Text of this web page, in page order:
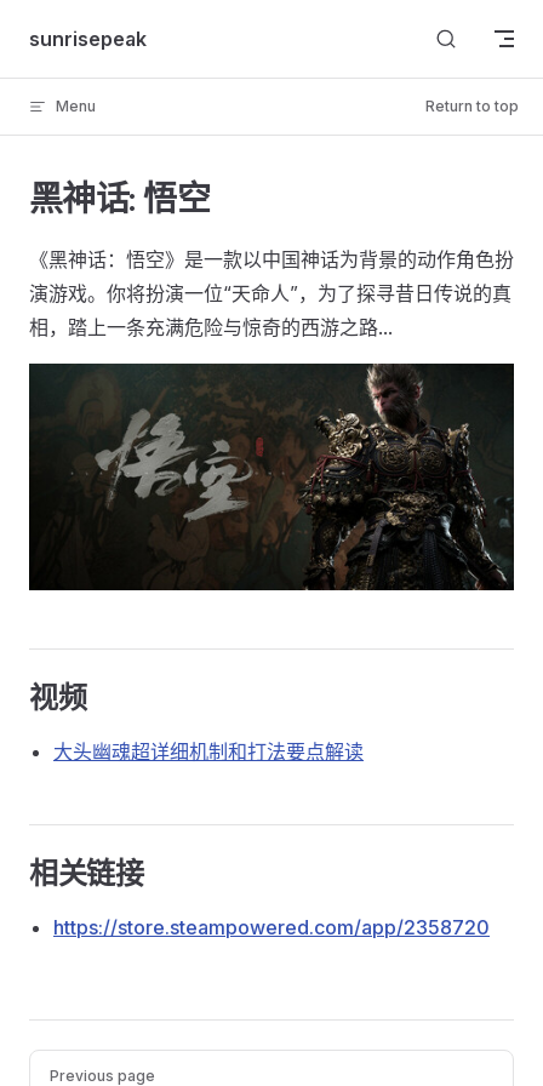
Skip to content
sunrisepeak
Menu Return to top
黑神话: 悟空
《黑神话：悟空》是一款以中国神话为背景的动作角色扮
演游戏。你将扮演一位“天命人”，为了探寻昔日传说的真
相，踏上一条充满危险与惊奇的西游之路...
视频
大头幽魂超详细机制和打法要点解读
相关链接
https://store.steampowered.com/app/2358720
PagerPrevious page